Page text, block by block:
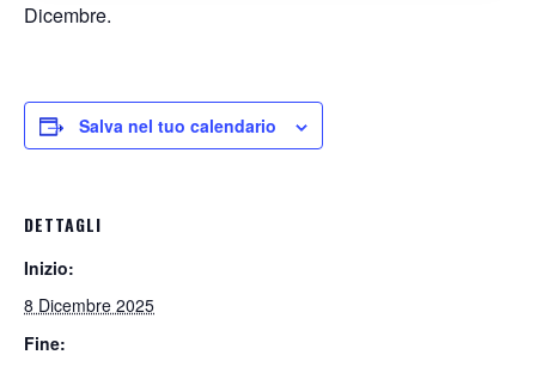
Dicembre.
Salva nel tuo calendario
DETTAGLI
Inizio:
8 Dicembre 2025
Fine: